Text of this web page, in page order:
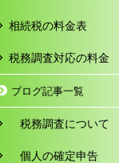
相続税の料金表
税務調査対応の料金
ブログ記事一覧
税務調査について
個人の確定申告